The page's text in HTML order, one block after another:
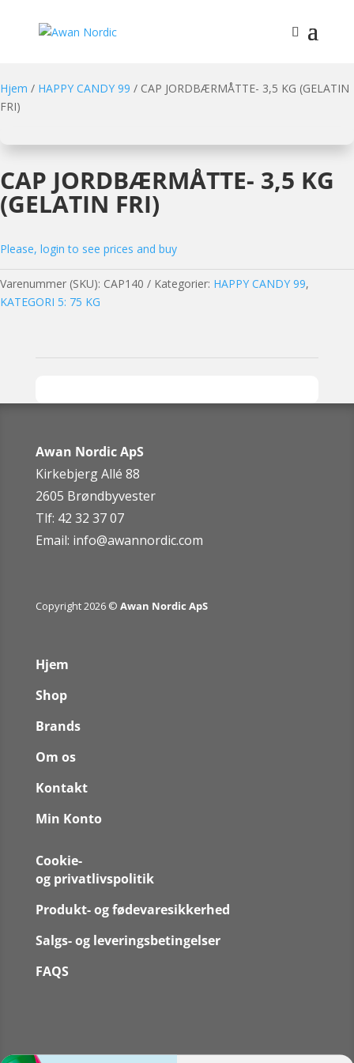
Hjem / HAPPY CANDY 99 / CAP JORDBÆRMÅTTE- 3,5 KG (GELATIN
FRI)
CAP JORDBÆRMÅTTE- 3,5 KG
(GELATIN FRI)
Please, login to see prices and buy
Varenummer (SKU): CAP140 Kategorier: HAPPY CANDY 99,
KATEGORI 5: 75 KG
Awan Nordic ApS
Kirkebjerg Allé 88
2605 Brøndbyvester
Tlf: 42 32 37 07
Email: info@awannordic.com
Copyright 2026 © Awan Nordic ApS
Hjem
Shop
Brands
Om os
Kontakt
Min Konto
Cookie-
og privatlivspolitik
Produkt- og fødevaresikkerhed
Salgs- og leveringsbetingelser
FAQS